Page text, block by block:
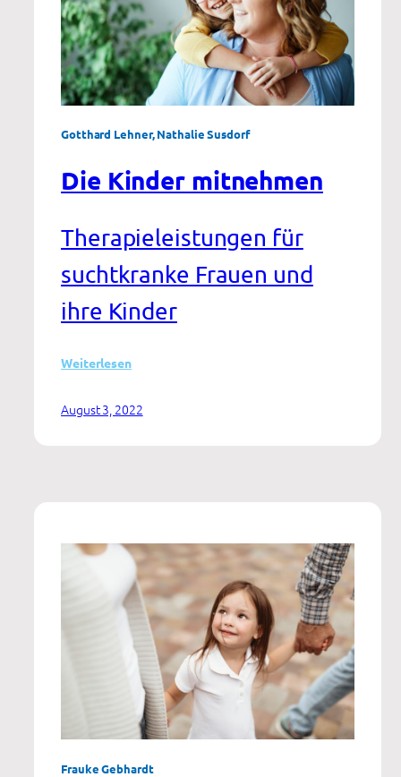
Gotthard Lehner, Nathalie Susdorf
Die Kinder mitnehmen
Therapieleistungen für
suchtkranke Frauen und
ihre Kinder
Weiterlesen:
mitnehmen
August 3, 2022
Frauke Gebhardt